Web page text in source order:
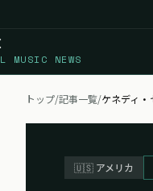
MUSIC NEWS
トップ/記事一覧/ケネディ
🇺🇸 アメリカ